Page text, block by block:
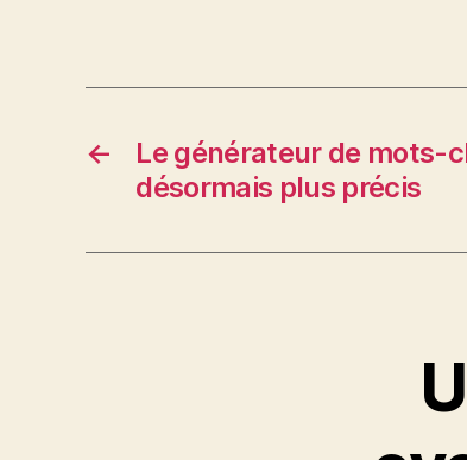
←
Le générateur de mots-
désormais plus précis